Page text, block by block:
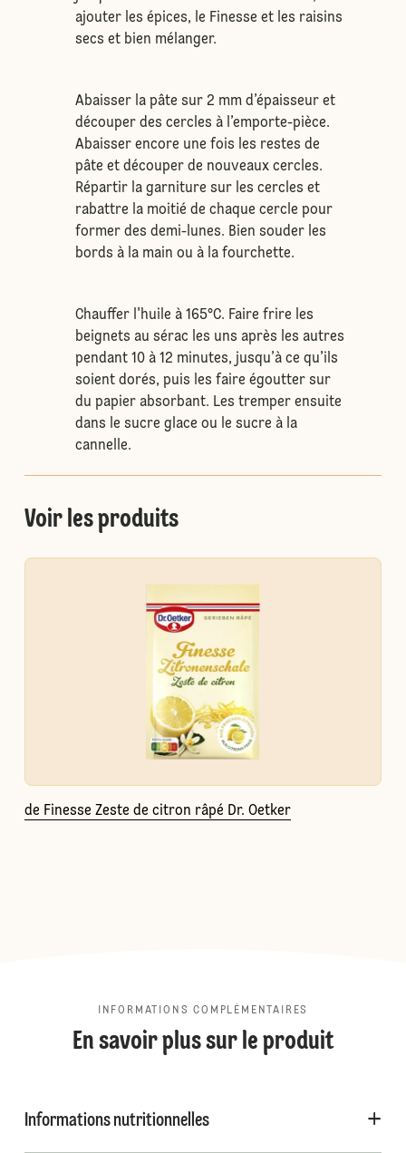
ajouter les épices, le Finesse et les raisins
secs et bien mélanger.
Abaisser la pâte sur 2 mm d’épaisseur et
découper des cercles à l’emporte-pièce.
Abaisser encore une fois les restes de
pâte et découper de nouveaux cercles.
Répartir la garniture sur les cercles et
rabattre la moitié de chaque cercle pour
former des demi-lunes. Bien souder les
bords à la main ou à la fourchette.
Chauffer l'huile à 165°C. Faire frire les
beignets au sérac les uns après les autres
pendant 10 à 12 minutes, jusqu’à ce qu’ils
soient dorés, puis les faire égoutter sur
du papier absorbant. Les tremper ensuite
dans le sucre glace ou le sucre à la
cannelle.
Voir les produits
de Finesse Zeste de citron râpé Dr. Oetker
INFORMATIONS COMPLÉMENTAIRES
En savoir plus sur le produit
Informations nutritionnelles